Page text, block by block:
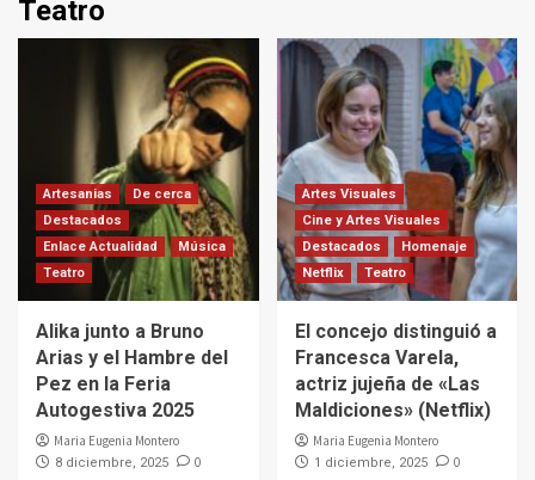
Teatro
Artesanias
De cerca
Destacados
Enlace Actualidad
Música
Teatro
Alika junto a Bruno
Arias y el Hambre del
Pez en la Feria
Autogestiva 2025
Maria Eugenia Montero
8 diciembre, 2025 0
Artes Visuales
Cine y Artes Visuales
Destacados
Homenaje
Netflix
Teatro
El concejo distinguió a
Francesca Varela,
actriz jujeña de «Las
Maldiciones» (Netflix)
Maria Eugenia Montero
1 diciembre, 2025 0